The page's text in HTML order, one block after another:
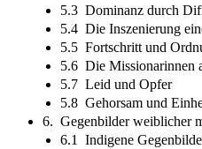
5.3 Dominanz durch
5.4 Die Inszenierung
5.5 Fortschritt und
5.6 Die Missionarinnen
5.7 Leid und Opfer
5.8 Gehorsam und
6. Gegenbilder weiblicher
6.1 Indigene